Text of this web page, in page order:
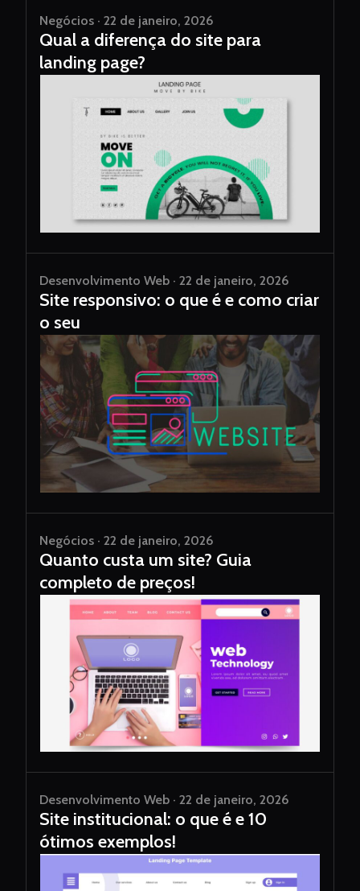
Negócios · 22 de janeiro, 2026
Qual a diferença do site para
landing page?
Desenvolvimento Web · 22 de janeiro, 2026
Site responsivo: o que é e como criar
o seu
Negócios · 22 de janeiro, 2026
Quanto custa um site? Guia
completo de preços!
Desenvolvimento Web · 22 de janeiro, 2026
Site institucional: o que é e 10
ótimos exemplos!